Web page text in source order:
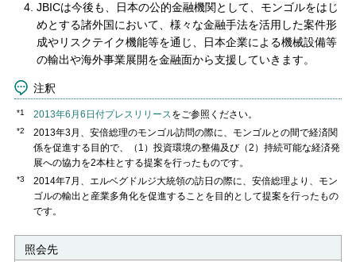
JBICは今後も、日本の公的金融機関として、モンゴルをはじ
めとする諸外国において、様々な金融手法を活用した案件形
成やリスクテイク機能等を通じ、日本企業による機械設備等
の輸出や海外事業展開を金融面から支援していきます。
注釈
*1 2013年6月6日付プレスリリースをご参照ください。
*2
2013年3月、安倍総理のモンゴル訪問の際に、モンゴルとの間で経済関
係を促進する目的で、（1）投資環境の整備及び（2）持続可能な経済発
展への協力を2本柱とする提案を行ったものです。
*3
2014年7月、エルベグドルジ大統領の訪日の際に、安倍総理より、モン
ゴルの輸出と産業多角化を促進することを目的として提案を行ったもの
です。
照会先